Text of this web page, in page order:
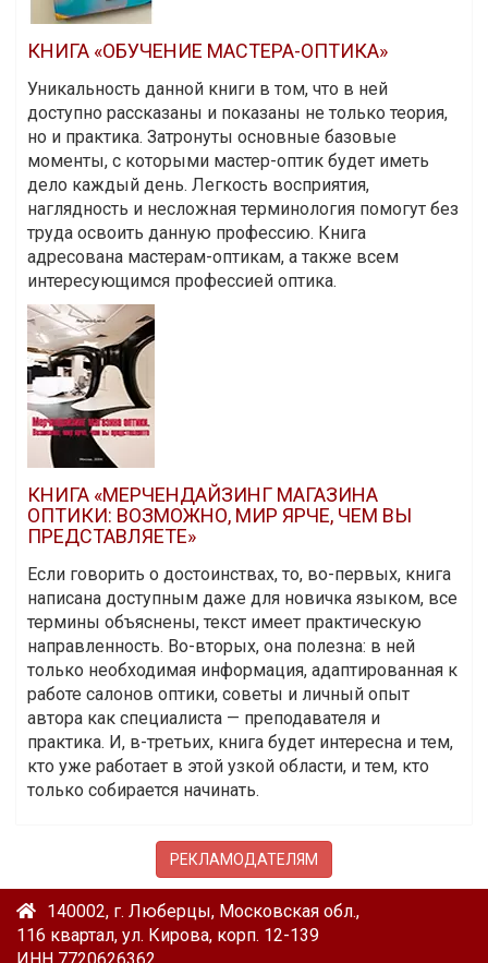
КНИГА «ОБУЧЕНИЕ МАСТЕРА-ОПТИКА»
Уникальность данной книги в том, что в ней
доступно рассказаны и показаны не только теория,
но и практика. Затронуты основные базовые
моменты, с которыми мастер-оптик будет иметь
дело каждый день. Легкость восприятия,
наглядность и несложная терминология помогут без
труда освоить данную профессию. Книга
адресована мастерам-оптикам, а также всем
интересующимся профессией оптика.
КНИГА «МЕРЧЕНДАЙЗИНГ МАГАЗИНА
ОПТИКИ: ВОЗМОЖНО, МИР ЯРЧЕ, ЧЕМ ВЫ
ПРЕДСТАВЛЯЕТЕ»
Если говорить о достоинствах, то, во-первых, книга
написана доступным даже для новичка языком, все
термины объяснены, текст имеет практическую
направленность. Во-вторых, она полезна: в ней
только необходимая информация, адаптированная к
работе салонов оптики, советы и личный опыт
автора как специалиста — преподавателя и
практика. И, в-третьих, книга будет интересна и тем,
кто уже работает в этой узкой области, и тем, кто
только собирается начинать.
РЕКЛАМОДАТЕЛЯМ
140002, г. Люберцы, Московская обл.,
116 квартал, ул. Кирова, корп. 12-139